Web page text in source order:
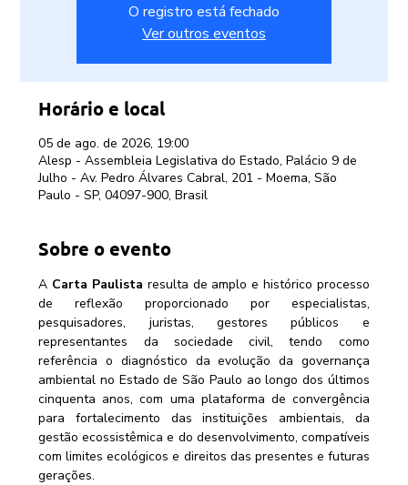
O registro está fechado
Ver outros eventos
Horário e local
05 de ago. de 2026, 19:00
Alesp - Assembleia Legislativa do Estado, Palácio 9 de
Julho - Av. Pedro Álvares Cabral, 201 - Moema, São
Paulo - SP, 04097-900, Brasil
Sobre o evento
A Carta Paulista resulta de amplo e histórico processo
de reflexão proporcionado por especialistas,
pesquisadores, juristas, gestores públicos e
representantes da sociedade civil, tendo como
referência o diagnóstico da evolução da governança
ambiental no Estado de São Paulo ao longo dos últimos
cinquenta anos, com uma plataforma de convergência
para fortalecimento das instituições ambientais, da
gestão ecossistêmica e do desenvolvimento, compatíveis
com limites ecológicos e direitos das presentes e futuras
gerações.